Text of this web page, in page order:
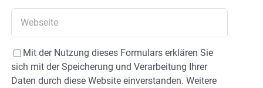
Mit der Nutzung dieses Formulars erklären Sie
sich mit der Speicherung und Verarbeitung Ihrer
Daten durch diese Website einverstanden. Weitere